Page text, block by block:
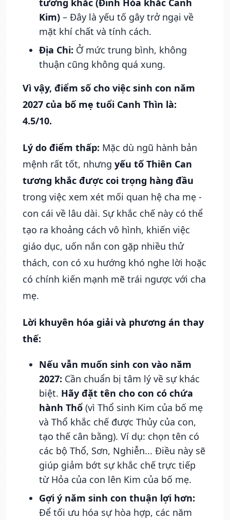
tương khắc (Đinh Hỏa khắc Canh
Kim) – Đây là yếu tố gây trở ngại về
mặt khí chất và tính cách.
Địa Chi: Ở mức trung bình, không
thuận cũng không quá xung.
Vì vậy, điểm số cho việc sinh con năm
2027 của bố mẹ tuổi Canh Thìn là:
4.5/10.
Lý do điểm thấp: Mặc dù ngũ hành bản
mệnh rất tốt, nhưng yếu tố Thiên Can
tương khắc được coi trọng hàng đầu
trong việc xem xét mối quan hệ cha mẹ -
con cái về lâu dài. Sự khắc chế này có thể
tạo ra khoảng cách vô hình, khiến việc
giáo dục, uốn nắn con gặp nhiều thử
thách, con có xu hướng khó nghe lời hoặc
có chính kiến mạnh mẽ trái ngược với cha
mẹ.
Lời khuyên hóa giải và phương án thay
thế:
Nếu vẫn muốn sinh con vào năm
2027: Cần chuẩn bị tâm lý về sự khác
biệt. Hãy đặt tên cho con có chứa
hành Thổ (vì Thổ sinh Kim của bố mẹ
và Thổ khắc chế được Thủy của con,
tạo thế cân bằng). Ví dụ: chọn tên có
các bộ Thổ, Sơn, Nghiễn... Điều này sẽ
giúp giảm bớt sự khắc chế trực tiếp
từ Hỏa của con lên Kim của bố mẹ.
Gợi ý năm sinh con thuận lợi hơn:
Để tối ưu hóa sự hòa hợp, các năm